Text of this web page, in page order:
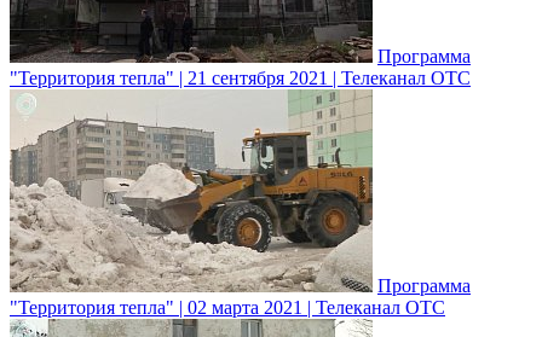
Программа
"Территория тепла" | 21 сентября 2021 | Телеканал ОТС
Программа
"Территория тепла" | 02 марта 2021 | Телеканал ОТС